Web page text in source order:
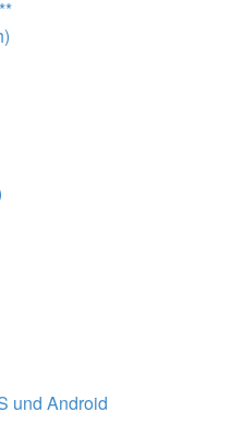
und Android